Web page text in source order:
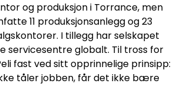
og produksjon i Torrance, men
11 produksjonsanlegg og 23
I tillegg har selskapet
servicesentre globalt. Til tross for
fast ved sitt opprinnelige prinsipp:
tåler jobben, får det ikke bære